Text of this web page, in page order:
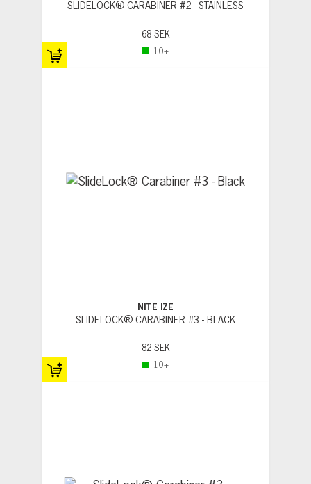
SLIDELOCK® CARABINER #2 - STAINLESS
68 SEK
10+
NITE IZE
SLIDELOCK® CARABINER #3 - BLACK
82 SEK
10+